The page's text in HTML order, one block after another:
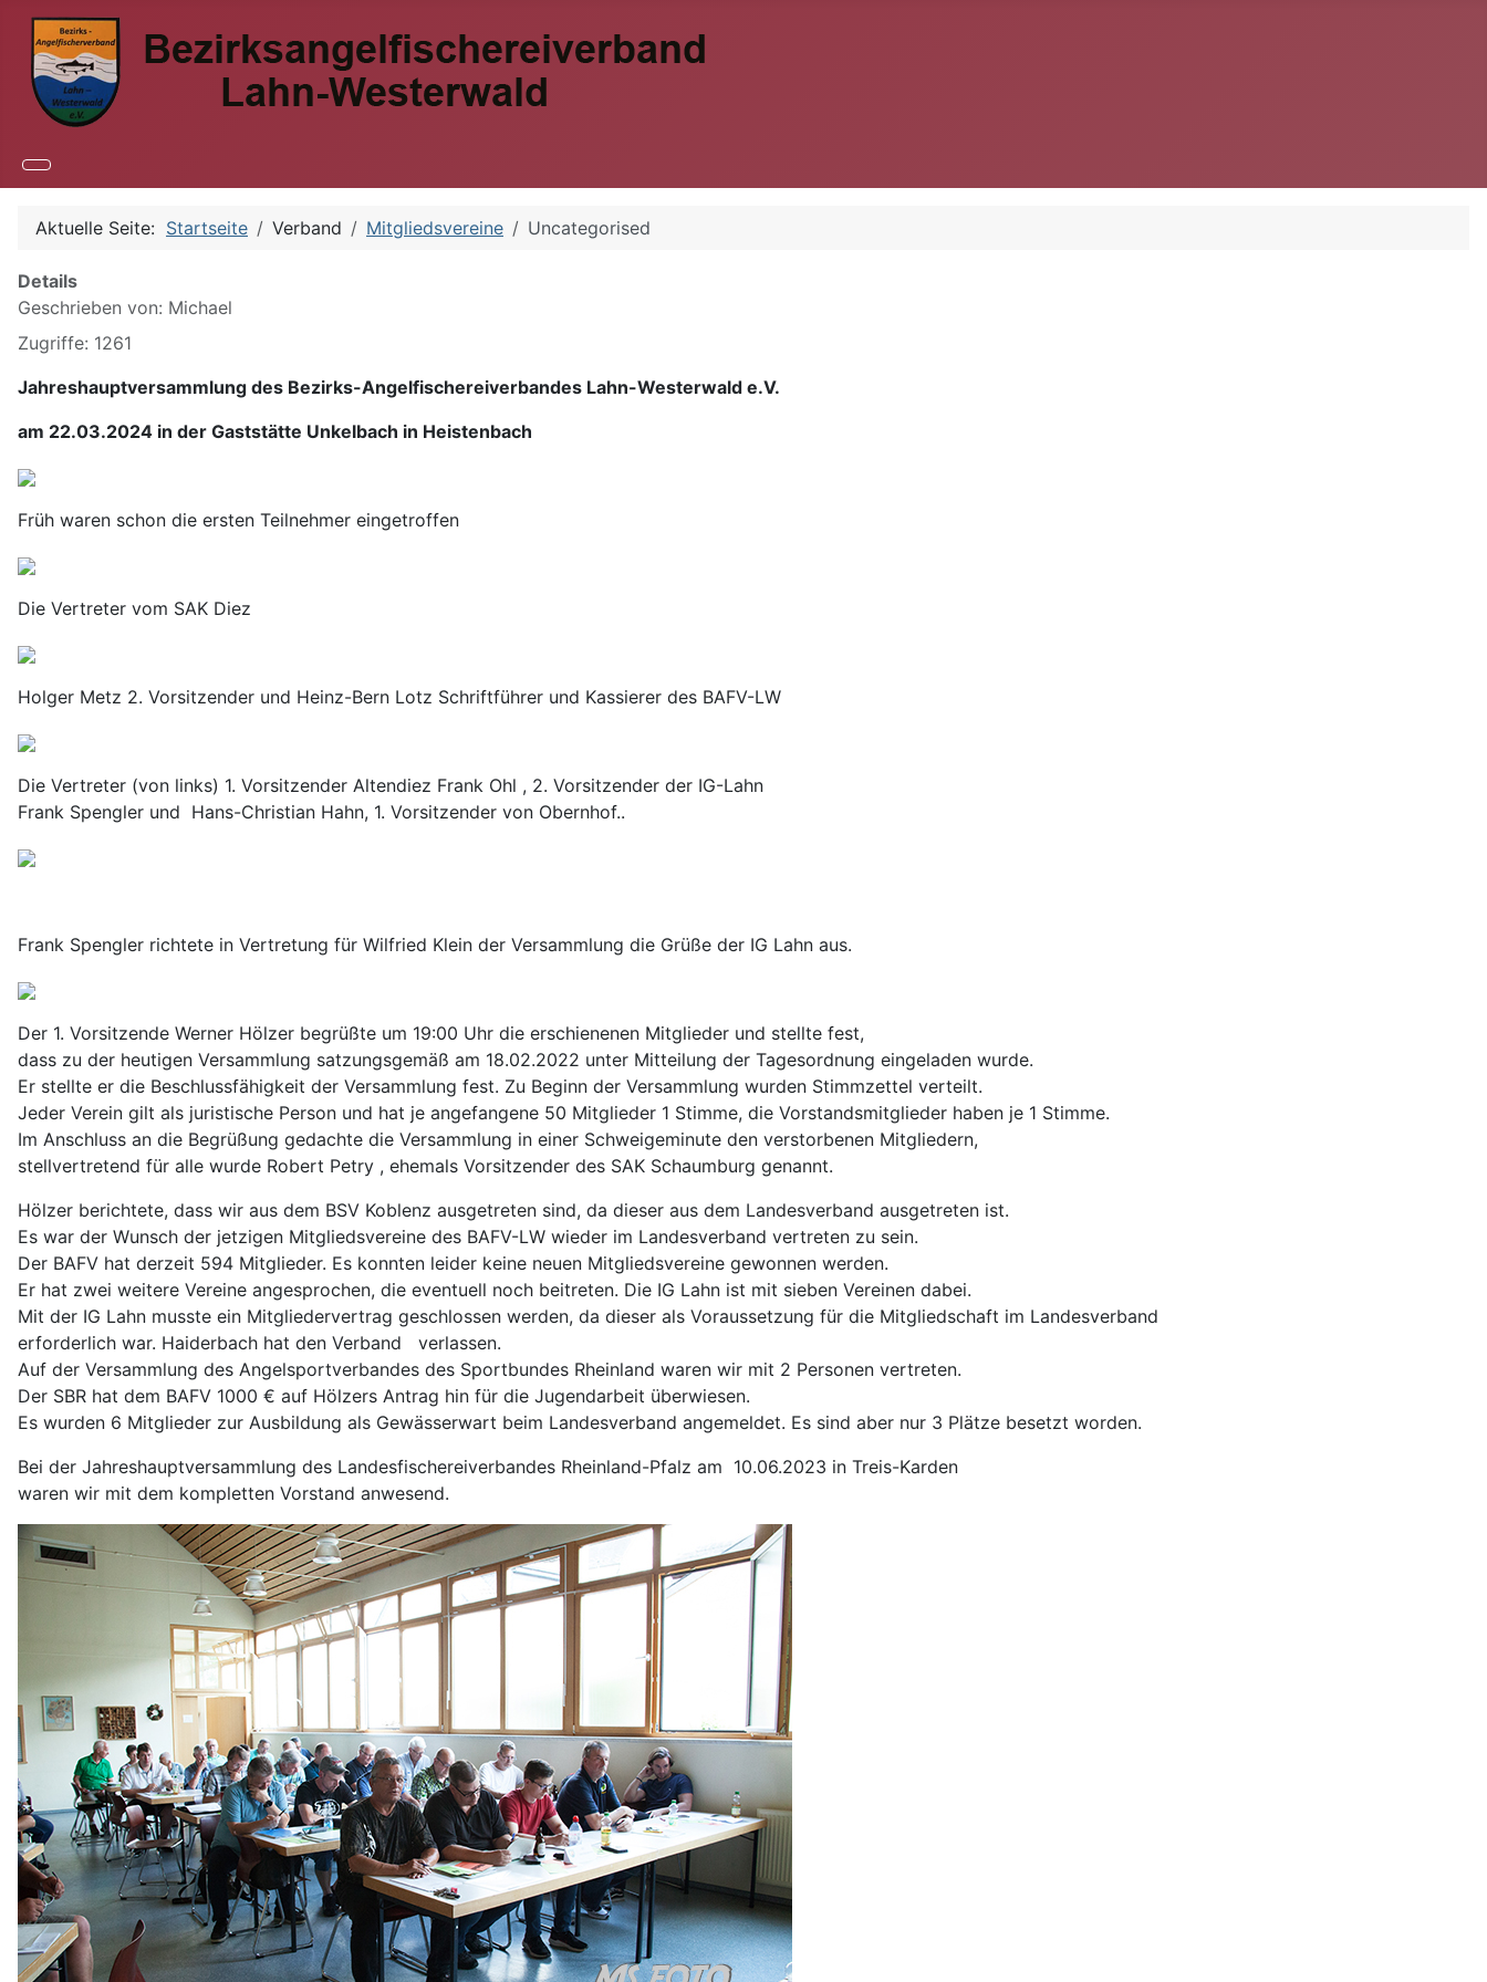
Aktuelle Seite: Startseite Verband Mitgliedsvereine Uncategorised
Details
Geschrieben von: Michael
Zugriffe: 1261
Jahreshauptversammlung des Bezirks-Angelfischereiverbandes Lahn-Westerwald e.V.
am 22.03.2024 in der Gaststätte Unkelbach in Heistenbach
Früh waren schon die ersten Teilnehmer eingetroffen
Die Vertreter vom SAK Diez
Holger Metz 2. Vorsitzender und Heinz-Bern Lotz Schriftführer und Kassierer des BAFV-LW
Die Vertreter (von links) 1. Vorsitzender Altendiez Frank Ohl , 2. Vorsitzender der IG-Lahn
Frank Spengler und Hans-Christian Hahn, 1. Vorsitzender von Obernhof..
Frank Spengler richtete in Vertretung für Wilfried Klein der Versammlung die Grüße der IG Lahn aus.
Der 1. Vorsitzende Werner Hölzer begrüßte um 19:00 Uhr die erschienenen Mitglieder und stellte fest,
dass zu der heutigen Versammlung satzungsgemäß am 18.02.2022 unter Mitteilung der Tagesordnung eingeladen wurde.
Er stellte er die Beschlussfähigkeit der Versammlung fest. Zu Beginn der Versammlung wurden Stimmzettel verteilt.
Jeder Verein gilt als juristische Person und hat je angefangene 50 Mitglieder 1 Stimme, die Vorstandsmitglieder haben je 1 Stimme.
Im Anschluss an die Begrüßung gedachte die Versammlung in einer Schweigeminute den verstorbenen Mitgliedern,
stellvertretend für alle wurde Robert Petry , ehemals Vorsitzender des SAK Schaumburg genannt.
Hölzer berichtete, dass wir aus dem BSV Koblenz ausgetreten sind, da dieser aus dem Landesverband ausgetreten ist.
Es war der Wunsch der jetzigen Mitgliedsvereine des BAFV-LW wieder im Landesverband vertreten zu sein.
Der BAFV hat derzeit 594 Mitglieder. Es konnten leider keine neuen Mitgliedsvereine gewonnen werden.
Er hat zwei weitere Vereine angesprochen, die eventuell noch beitreten. Die IG Lahn ist mit sieben Vereinen dabei.
Mit der IG Lahn musste ein Mitgliedervertrag geschlossen werden, da dieser als Voraussetzung für die Mitgliedschaft im Landesverband
erforderlich war. Haiderbach hat den Verband verlassen.
Auf der Versammlung des Angelsportverbandes des Sportbundes Rheinland waren wir mit 2 Personen vertreten.
Der SBR hat dem BAFV 1000 € auf Hölzers Antrag hin für die Jugendarbeit überwiesen.
Es wurden 6 Mitglieder zur Ausbildung als Gewässerwart beim Landesverband angemeldet. Es sind aber nur 3 Plätze besetzt worden.
Bei der Jahreshauptversammlung des Landesfischereiverbandes Rheinland-Pfalz am 10.06.2023 in Treis-Karden
waren wir mit dem kompletten Vorstand anwesend.